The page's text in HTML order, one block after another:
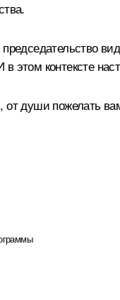
этом контексте
от души пожелать